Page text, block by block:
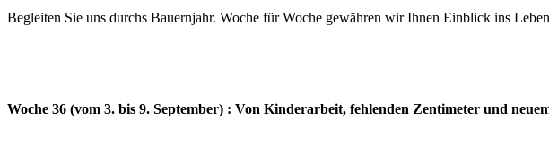
Begleiten Sie uns durchs Bauernjahr. Woche für Woche gewähren wir Ihnen Einblick ins
Woche 36 (vom 3. bis 9. September) : Von Kinderarbeit, fehlenden Zentimeter und